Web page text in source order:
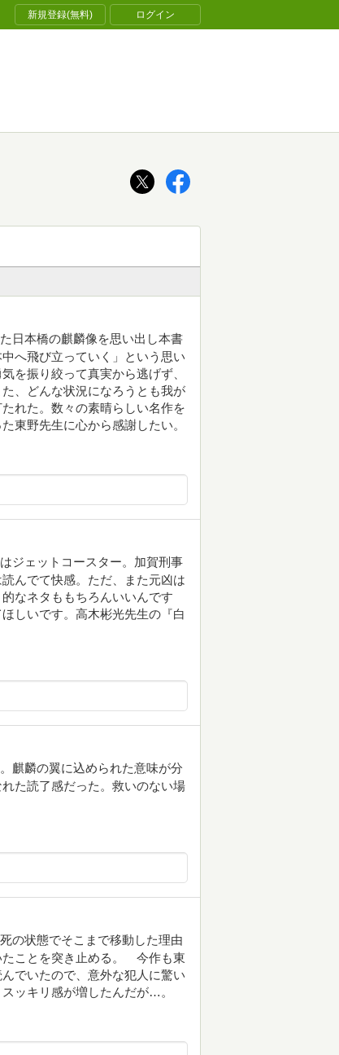
新規登録(無料) ログイン
日本橋の麒麟像を思い出し本書
へ飛び立っていく」という思い
を振り絞って真実から逃げず、
、どんな状況になろうとも我が
れた。数々の素晴らしい名作を
東野先生に心から感謝したい。
ジェットコースター。加賀刑事
んでて快感。ただ、また元凶は
なネタももちろんいいんです
しいです。高木彬光先生の『白
麒麟の翼に込められた意味が分
た読了感だった。救いのない場
の状態でそこまで移動した理由
たことを突き止める。 今作も東
でいたので、意外な犯人に驚い
ッキリ感が増したんだが…。